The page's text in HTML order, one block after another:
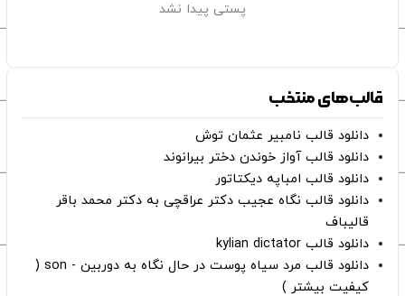
پستی پیدا نشد
قالب‌های منتخب
دانلود قالب نامبیر عثمان ‌توش
دانلود قالب آواز خوندن دختر بیرانوند
دانلود قالب امباپه دیکتاتور
دانلود قالب نگاه عجیب دکتر عراقچی به دکتر محمد باقر
قالیباف
دانلود قالب kylian dictator
دانلود قالب مرد سیاه پوست در حال نگاه به دوربین - son (
کیفیت بیشتر )